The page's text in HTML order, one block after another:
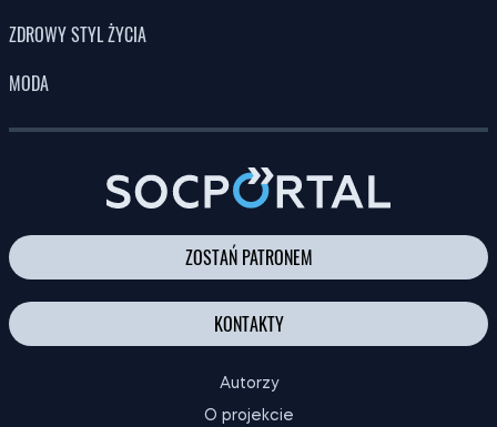
ZDROWY STYL ŻYCIA
MODA
ZOSTAŃ PATRONEM
KONTAKTY
Autorzy
O projekcie